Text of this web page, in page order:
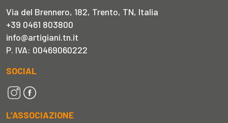
Via del Brennero, 182, Trento, TN, Italia
+39 0461 803800
info@artigiani.tn.it
P. IVA: 00469060222
SOCIAL
L’ASSOCIAZIONE